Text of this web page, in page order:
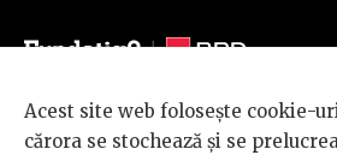
© 2026 BRD Groupe Société Générale,
Acest site web folosește cookie-
cărora se stochează și se